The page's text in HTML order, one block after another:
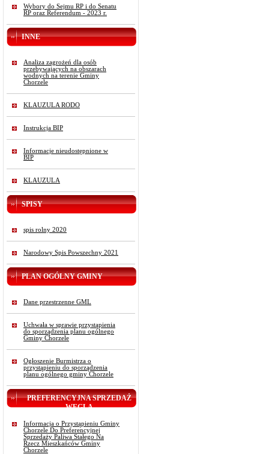
Wybory do Sejmu RP i do Senatu
RP oraz Referendum - 2023 r.
INNE
Analiza zagrożeń dla osób
przebywających na obszarach
wodnych na terenie Gminy
Chorzele
KLAUZULA RODO
Instrukcja BIP
Informacje nieudostępnione w
BIP
KLAUZULA
SPISY
spis rolny 2020
Narodowy Spis Powszechny 2021
PLAN OGÓLNY GMINY
Dane przestrzenne GML
Uchwała w sprawie przystąpienia
do sporządzenia planu ogólnego
Gminy Chorzele
Ogłoszenie Burmistrza o
przystąpieniu do sporządzenia
planu ogólnego gminy Chorzele
PREFERENCYJNA SPRZEDAŻ
WĘGLA
Informacja o Przystąpieniu Gminy
Chorzele Do Preferencyjnej
Sprzedaży Paliwa Stałego Na
Rzecz Mieszkańców Gminy
Chorzele